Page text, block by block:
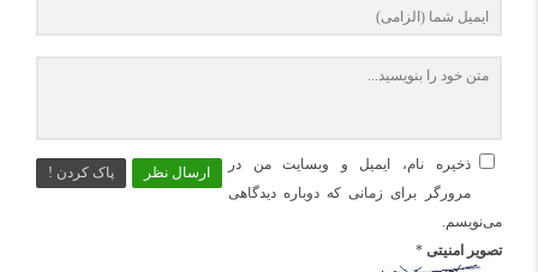
ارسال نظر پاک کردن !
ذخیره نام، ایمیل و وبسایت من در
مرورگر برای زمانی که دوباره دیدگاهی
می‌نویسم.
تصویر امنیتی *